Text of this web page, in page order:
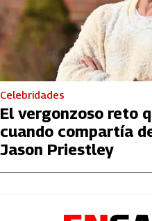
Celebridades
El vergonzoso reto
cuando compartía
Jason Priestley